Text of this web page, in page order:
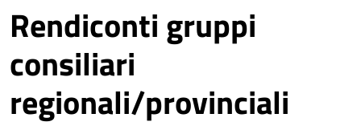
Rendiconti gruppi
consiliari
regionali/provinciali